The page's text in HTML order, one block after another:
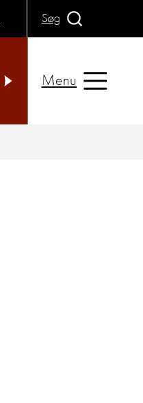
Søg
Menu